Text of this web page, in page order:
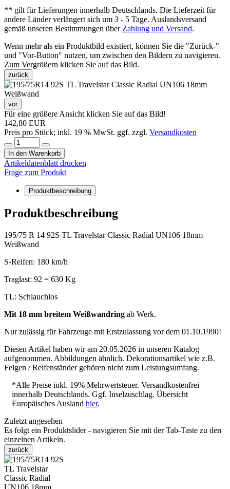
** gilt für Lieferungen innerhalb Deutschlands. Die Lieferzeit für
andere Länder verlängert sich um 3 - 5 Tage. Auslandsversand
gemäß unseren Bestimmungen über Zahlung und Versand.
Wenn mehr als ein Produktbild existiert, können Sie die "Zurück-"
und "Vor-Button" nutzen, um zwischen den Bildern zu navigieren.
Zum Vergrößern klicken Sie auf das Bild.
zurück
vor
Für eine größere Ansicht klicken Sie auf das Bild!
142,80 EUR
Preis pro Stück; inkl. 19 % MwSt. ggf. zzgl. Versandkosten
In den Warenkorb
Artikeldatenblatt drucken
Frage zum Produkt
Produktbeschreibung
Produktbeschreibung
195/75 R 14 92S TL Travelstar Classic Radial UN106 18mm
Weißwand
S-Reifen: 180 km/h
Traglast: 92 = 630 Kg
TL: Schlauchlos
Mit 18 mm breitem Weißwandring ab Werk.
Nur zulässig für Fahrzeuge mit Erstzulassung vor dem 01.10.1990!
Diesen Artikel haben wir am 20.05.2026 in unseren Katalog
aufgenommen. Abbildungen ähnlich. Dekorationsartikel wie z.B.
Felgen / Reifenständer gehören nicht zum Leistungsumfang.
*Alle Preise inkl. 19% Mehrwertsteuer. Versandkostenfrei
innerhalb Deutschlands. Ggf. Inselzuschlag. Übersicht
Europäisches Ausland hier.
Zuletzt angesehen
Es folgt ein Produktslider - navigieren Sie mit der Tab-Taste zu den
einzelnen Artikeln.
zurück